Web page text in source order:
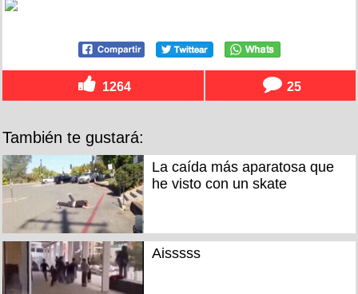
1264 25
También te gustará:
La caída más aparatosa que
he visto con un skate
Aisssss